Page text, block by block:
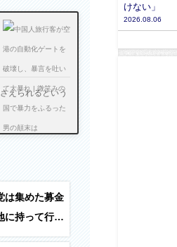
えられるという
は集めた募金
に持って行っ
産党の活動に
けない」
2026.08.06